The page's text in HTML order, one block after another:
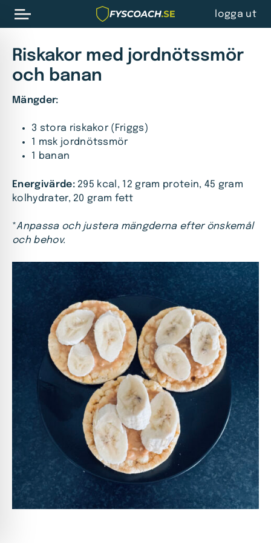
logga ut
Riskakor med jordnötssmör
och banan
Mängder:
3 stora riskakor (Friggs)
1 msk jordnötssmör
1 banan
Energivärde:295 kcal, 12 gram protein, 45 gram
kolhydrater, 20 gram fett
*Anpassa och justera mängderna efter önskemål
och behov.